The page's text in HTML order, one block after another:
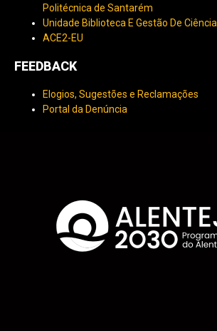
Politécnica de Santarém
Unidade Biblioteca E Gestão De Ciência
ACE2-EU
FEEDBACK
Elogios, Sugestões e Reclamações
Portal da Denúncia